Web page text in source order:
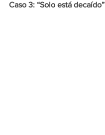
Caso 3: “Solo está decaído”